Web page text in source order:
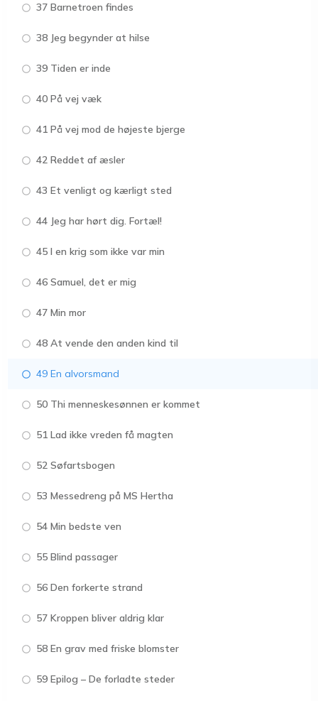
37 Barnetroen findes
38 Jeg begynder at hilse
39 Tiden er inde
40 På vej væk
41 På vej mod de højeste bjerge
42 Reddet af æsler
43 Et venligt og kærligt sted
44 Jeg har hørt dig. Fortæl!
45 I en krig som ikke var min
46 Samuel, det er mig
47 Min mor
48 At vende den anden kind til
49 En alvorsmand
50 Thi menneskesønnen er kommet
51 Lad ikke vreden få magten
52 Søfartsbogen
53 Messedreng på MS Hertha
54 Min bedste ven
55 Blind passager
56 Den forkerte strand
57 Kroppen bliver aldrig klar
58 En grav med friske blomster
59 Epilog – De forladte steder